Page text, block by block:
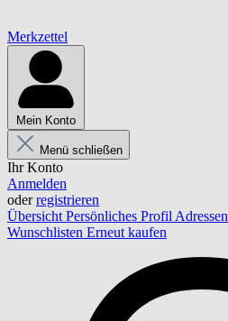
Merkzettel
Mein Konto
Menü schließen
Ihr Konto
Anmelden
oderregistrieren
Übersicht Persönliches Profil Adressen
Wunschlisten Erneut kaufen